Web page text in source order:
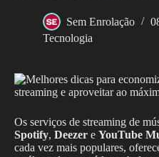
Sem Enrolação
Tecnologia
Os serviços de streaming de
Spotify, Deezer e YouTube
cada vez mais populares,